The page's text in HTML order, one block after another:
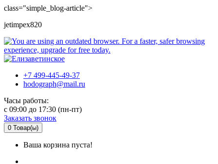
class="simple_blog-article">
jetimpex820
+7 499-445-49-37
hodograph@mail.ru
Часы работы:
c 09:00 до 17:30 (пн-пт)
Заказать звонок
0 Товар(ы)
Ваша корзина пуста!